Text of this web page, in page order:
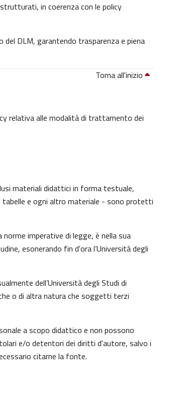
in coerenza con le policy
DLM, garantendo trasparenza e piena
Torna all'inizio
relativa alle modalità di trattamento dei
materiali didattici in forma testuale,
tabelle e ogni altro materiale - sono protetti
imperative di legge, è nella sua
esonerando fin d'ora l’Università degli
dell’Università degli Studi di
o di altra natura che soggetti terzi
a scopo didattico e non possono
e/o detentori dei diritti d'autore, salvo i
citarne la fonte.